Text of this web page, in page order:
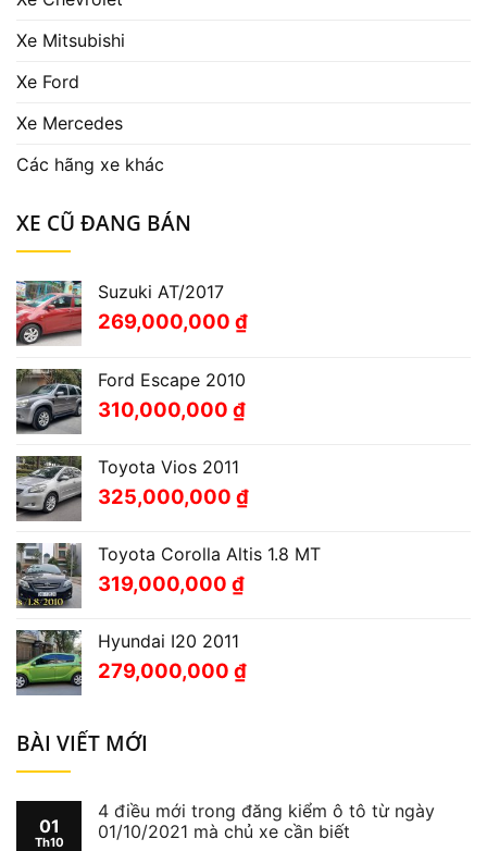
Xe Mitsubishi
Xe Ford
Xe Mercedes
Các hãng xe khác
XE CŨ ĐANG BÁN
Suzuki AT/2017
269,000,000 ₫
Ford Escape 2010
310,000,000 ₫
Toyota Vios 2011
325,000,000 ₫
Toyota Corolla Altis 1.8 MT
319,000,000 ₫
Hyundai I20 2011
279,000,000 ₫
BÀI VIẾT MỚI
01
Th10
4 điều mới trong đăng kiểm ô tô từ ngày
01/10/2021 mà chủ xe cần biết